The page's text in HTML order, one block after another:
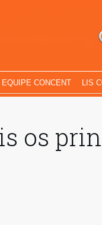
EQUIPE CONCENT LIS
os